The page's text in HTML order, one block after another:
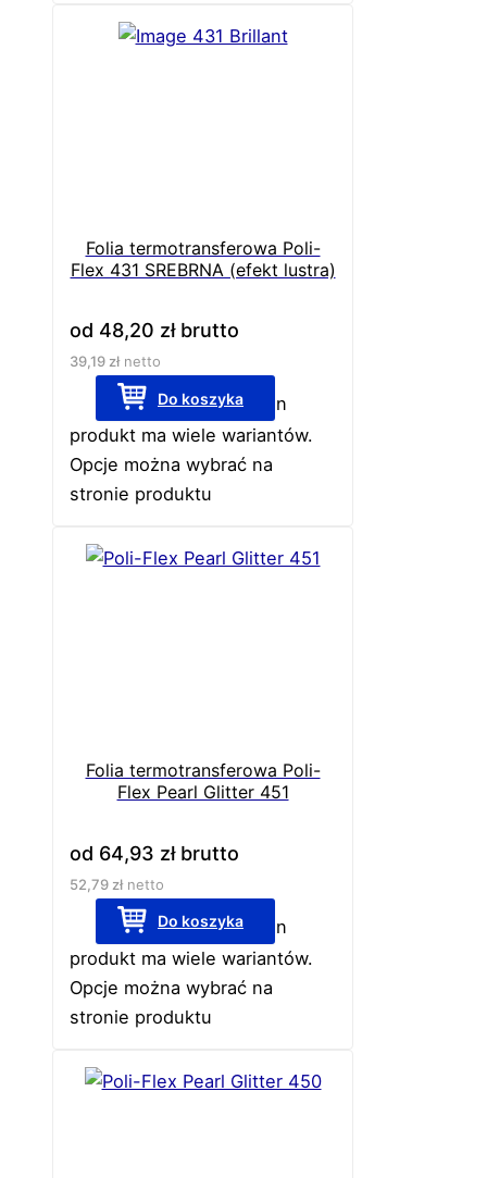
Folia termotransferowa Poli-
Flex 431 SREBRNA (efekt lustra)
od 48,20 złbrutto
39,19 złnetto
Do koszyka
Ten
produkt ma wiele wariantów.
Opcje można wybrać na
stronie produktu
Folia termotransferowa Poli-
Flex Pearl Glitter 451
od 64,93 złbrutto
52,79 złnetto
Do koszyka
Ten
produkt ma wiele wariantów.
Opcje można wybrać na
stronie produktu